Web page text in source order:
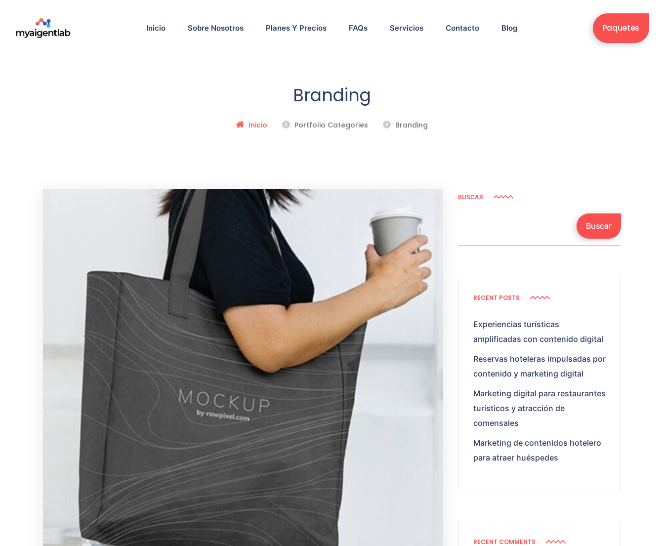
Inicio Sobre Nosotros Planes Y Precios FAQs Servicios Contacto Blog Paquetes
Branding
Inicio Portfolio Categories Branding
BUSCAR
Buscar
RECENT POSTS
Experiencias turísticas
amplificadas con contenido digital
Reservas hoteleras impulsadas por
contenido y marketing digital
Marketing digital para restaurantes
turísticos y atracción de
comensales
Marketing de contenidos hotelero
para atraer huéspedes
RECENT COMMENTS